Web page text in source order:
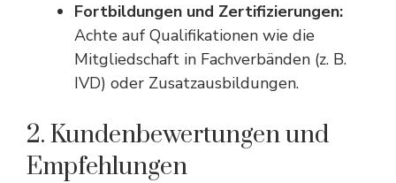
Fortbildungen und Zertifizierungen:
Achte auf Qualifikationen wie die
Mitgliedschaft in Fachverbänden (z. B.
IVD) oder Zusatzausbildungen.
2. Kundenbewertungen und
Empfehlungen